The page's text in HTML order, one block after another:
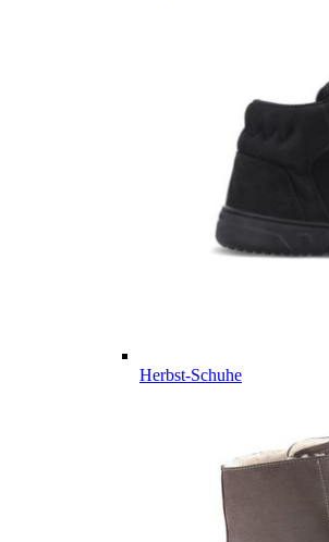
Herbst-Schuhe